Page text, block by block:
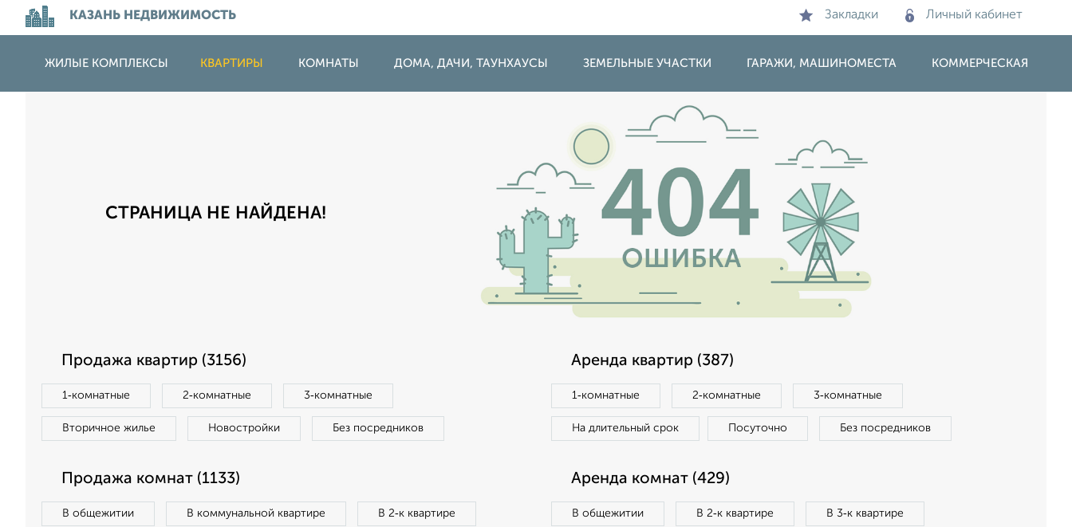
КАЗАНЬ НЕДВИЖИМОСТЬ Закладки Личный кабинет
ЖИЛЫЕ КОМПЛЕКСЫ КВАРТИРЫ КОМНАТЫ ДОМА, ДАЧИ, ТАУНХАУСЫ ЗЕМЕЛЬНЫЕ УЧАСТКИ ГАРАЖИ, МАШИНОМЕСТА КОММЕРЧЕСКАЯ
СТРАНИЦА НЕ НАЙДЕНА!
Продажа квартир (3156)
1‑комнатные 2‑комнатные 3‑комнатные
Вторичное жилье Новостройки Без посредников
Аренда квартир (387)
1‑комнатные 2‑комнатные 3‑комнатные
На длительный срок Посуточно Без посредников
Продажа комнат (1133)
В общежитии В коммунальной квартире В 2‑к квартире
Аренда комнат (429)
В общежитии В 2‑к квартире В 3‑к квартире